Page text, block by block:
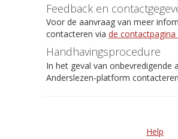
Feedback en
Voor de aanvraag van meer
contacteren via de
Handhavingsprocedure
In het geval van
Anderslezen-platform
Help